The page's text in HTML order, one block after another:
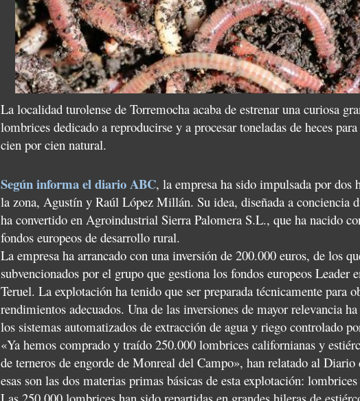
La localidad turolense de Torremocha acaba de estrenar una curiosa
lombrices dedicado a reproducirse y a procesar toneladas de heces
cien por cien natural.
Según informa el diario ABC, la empresa ha sido impulsada por dos
la zona, Agustín y Raúl López Millán. Su idea, diseñada a conciencia
ha convertido en Agroindustrial Sierra Palomera S.L., que ha nacido
fondos europeos de desarrollo rural.
La empresa ha arrancado con una inversión de 200.000 euros, de los
subvencionados por el grupo que gestiona los fondos europeos Leader
Teruel. La explotación ha tenido que ser preparada técnicamente para
rendimientos adecuados. Una de las inversiones de mayor relevancia
los sistemas automatizados de extracción de agua y riego controlado
«Ya hemos comprado y traído 250.000 lombrices californianas y
de terneros de engorde de Monreal del Campo», han relatado al Diario
esas son las dos materias primas básicas de esta explotación: